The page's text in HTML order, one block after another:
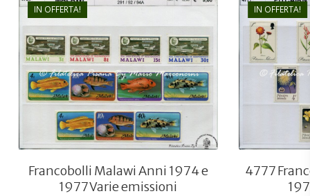
IN OFFERTA!
€9,00
€6,00
Francobolli Malawi Anni 1974 e
1977 Varie emissioni
IN OFFERTA!
4777